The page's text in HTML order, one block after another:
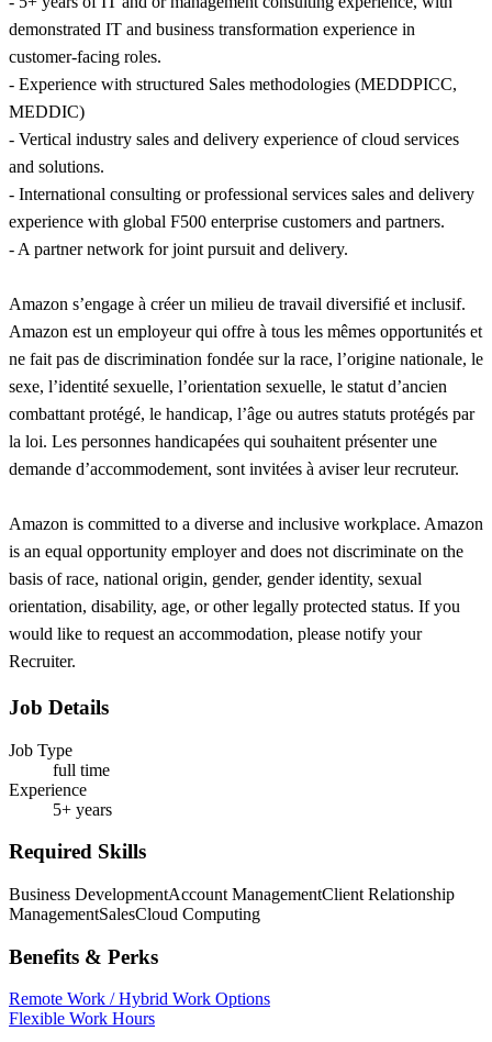
demonstrated IT and business transformation experience in
customer-facing roles.
- Experience with structured Sales methodologies (MEDDPICC,
MEDDIC)
- Vertical industry sales and delivery experience of cloud services
and solutions.
- International consulting or professional services sales and delivery
experience with global F500 enterprise customers and partners.
- A partner network for joint pursuit and delivery.
Amazon s’engage à créer un milieu de travail diversifié et inclusif.
Amazon est un employeur qui offre à tous les mêmes opportunités et
ne fait pas de discrimination fondée sur la race, l’origine nationale, le
sexe, l’identité sexuelle, l’orientation sexuelle, le statut d’ancien
combattant protégé, le handicap, l’âge ou autres statuts protégés par
la loi. Les personnes handicapées qui souhaitent présenter une
demande d’accommodement, sont invitées à aviser leur recruteur.
Amazon is committed to a diverse and inclusive workplace. Amazon
is an equal opportunity employer and does not discriminate on the
basis of race, national origin, gender, gender identity, sexual
orientation, disability, age, or other legally protected status. If you
would like to request an accommodation, please notify your
Recruiter.
Job Details
Job Type
full time
Experience
5+ years
Required Skills
Business DevelopmentAccount ManagementClient Relationship
ManagementSalesCloud Computing
Benefits & Perks
Remote Work / Hybrid Work Options
Flexible Work Hours